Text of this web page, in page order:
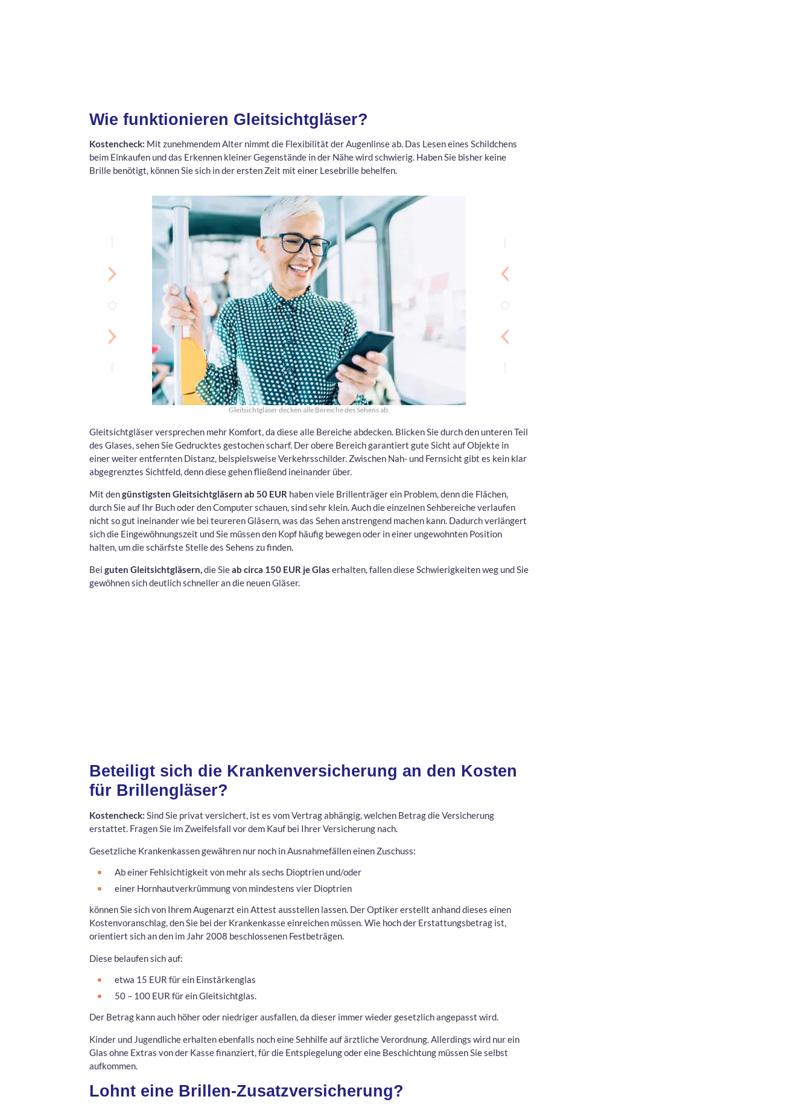
Wie funktionieren Gleitsichtgläser?
Kostencheck: Mit zunehmendem Alter nimmt die Flexibilität der Augenlinse ab. Das Lesen eines Schildchens
beim Einkaufen und das Erkennen kleiner Gegenstände in der Nähe wird schwierig. Haben Sie bisher keine
Brille benötigt, können Sie sich in der ersten Zeit mit einer Lesebrille behelfen.
Gleitsichtgläser decken alle Bereiche des Sehens ab.
Gleitsichtgläser versprechen mehr Komfort, da diese alle Bereiche abdecken. Blicken Sie durch den unteren Teil
des Glases, sehen Sie Gedrucktes gestochen scharf. Der obere Bereich garantiert gute Sicht auf Objekte in
einer weiter entfernten Distanz, beispielsweise Verkehrsschilder. Zwischen Nah- und Fernsicht gibt es kein klar
abgegrenztes Sichtfeld, denn diese gehen fließend ineinander über.
Mit dengünstigsten Gleitsichtgläsern ab 50 EUR haben viele Brillenträger ein Problem, denn die Flächen,
durch Sie auf Ihr Buch oder den Computer schauen, sind sehr klein. Auch die einzelnen Sehbereiche verlaufen
nicht so gut ineinander wie bei teureren Gläsern, was das Sehen anstrengend machen kann. Dadurch verlängert
sich die Eingewöhnungszeit und Sie müssen den Kopf häufig bewegen oder in einer ungewohnten Position
halten, um die schärfste Stelle des Sehens zu finden.
Bei guten Gleitsichtgläsern,die Sieab circa 150 EUR je Glas erhalten, fallen diese Schwierigkeiten weg und Sie
gewöhnen sich deutlich schneller an die neuen Gläser.
Beteiligt sich die Krankenversicherung an den Kosten
für Brillengläser?
Kostencheck: Sind Sie privat versichert, ist es vom Vertrag abhängig, welchen Betrag die Versicherung
erstattet. Fragen Sie im Zweifelsfall vor dem Kauf bei Ihrer Versicherung nach.
Gesetzliche Krankenkassen gewähren nur noch in Ausnahmefällen einen Zuschuss:
Ab einer Fehlsichtigkeit von mehr als sechs Dioptrien und/oder
einer Hornhautverkrümmung von mindestens vier Dioptrien
können Sie sich von Ihrem Augenarzt ein Attest ausstellen lassen. Der Optiker erstellt anhand dieses einen
Kostenvoranschlag, den Sie bei der Krankenkasse einreichen müssen. Wie hoch der Erstattungsbetrag ist,
orientiert sich an den im Jahr 2008 beschlossenen Festbeträgen.
Diese belaufen sich auf:
etwa 15 EUR für ein Einstärkenglas
50 – 100 EUR für ein Gleitsichtglas.
Der Betrag kann auch höher oder niedriger ausfallen, da dieser immer wieder gesetzlich angepasst wird.
Kinder und Jugendliche erhalten ebenfalls noch eine Sehhilfe auf ärztliche Verordnung. Allerdings wird nur ein
Glas ohne Extras von der Kasse finanziert, für die Entspiegelung oder eine Beschichtung müssen Sie selbst
aufkommen.
Lohnt eine Brillen-Zusatzversicherung?